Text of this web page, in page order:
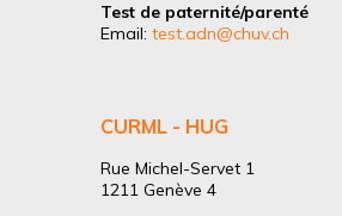
Test de paternité/parenté
Email: test.adn@chuv.ch
CURML - HUG
Rue Michel-Servet 1
1211 Genève 4